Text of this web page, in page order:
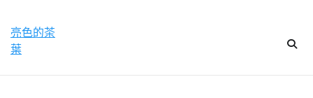
content
亮色的茶
葉